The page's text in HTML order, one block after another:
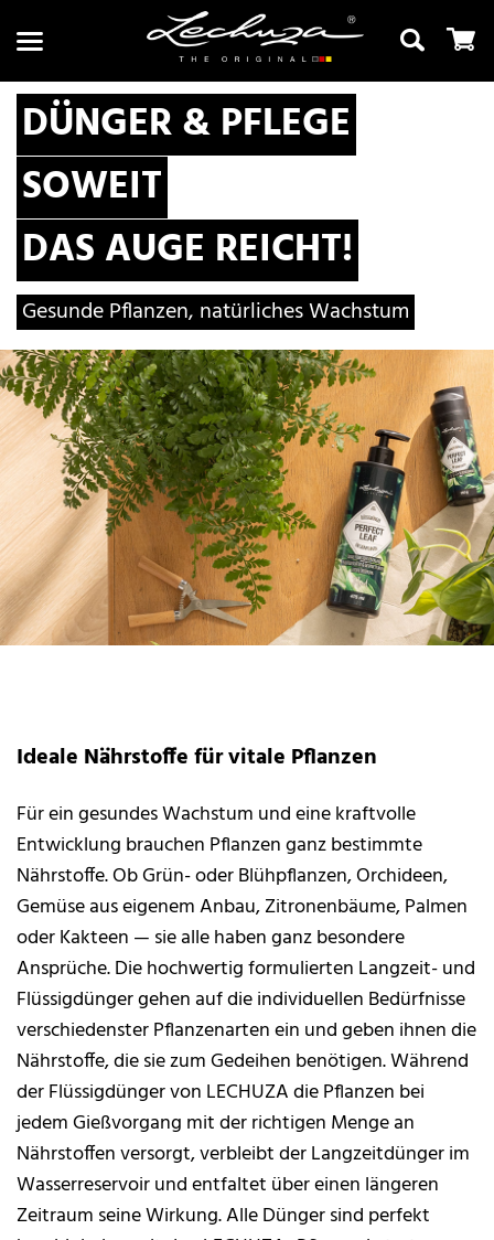
DÜNGER & PFLEGE
SOWEIT
DAS AUGE REICHT!
Gesunde Pflanzen, natürliches Wachstum
Ideale Nährstoffe für vitale Pflanzen
Für ein gesundes Wachstum und eine kraftvolle
Entwicklung brauchen Pflanzen ganz bestimmte
Nährstoffe. Ob Grün- oder Blühpflanzen, Orchideen,
Gemüse aus eigenem Anbau, Zitronenbäume, Palmen
oder Kakteen — sie alle haben ganz besondere
Ansprüche. Die hochwertig formulierten Langzeit- und
Flüssigdünger gehen auf die individuellen Bedürfnisse
verschiedenster Pflanzenarten ein und geben ihnen die
Nährstoffe, die sie zum Gedeihen benötigen. Während
der Flüssigdünger von LECHUZA die Pflanzen bei
jedem Gießvorgang mit der richtigen Menge an
Nährstoffen versorgt, verbleibt der Langzeitdünger im
Wasserreservoir und entfaltet über einen längeren
Zeitraum seine Wirkung. Alle Dünger sind perfekt